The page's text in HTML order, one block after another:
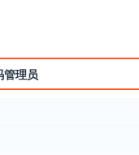
管理员